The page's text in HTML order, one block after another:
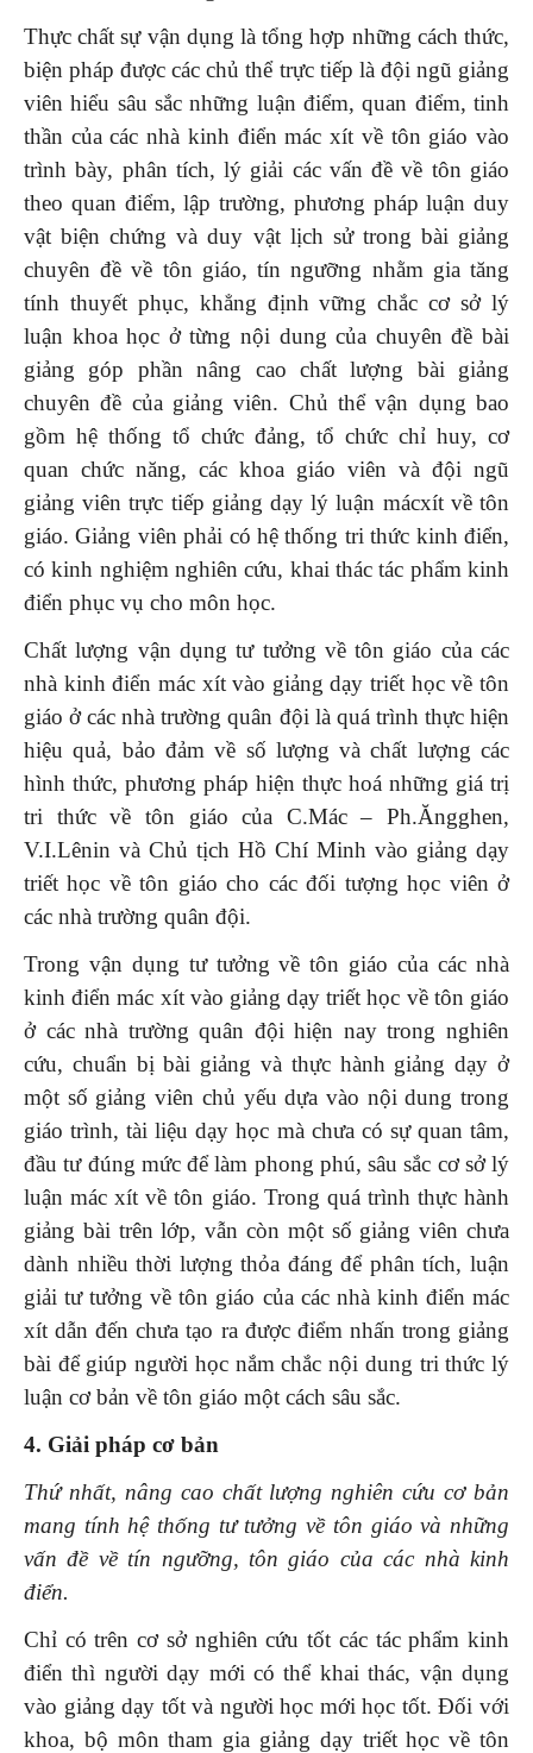
Thực chất sự vận dụng là tổng hợp những cách thức,
biện pháp được các chủ thể trực tiếp là đội ngũ giảng
viên hiểu sâu sắc những luận điểm, quan điểm, tinh
thần của các nhà kinh điển mác xít về tôn giáo vào
trình bày, phân tích, lý giải các vấn đề về tôn giáo
theo quan điểm, lập trường, phương pháp luận duy
vật biện chứng và duy vật lịch sử trong bài giảng
chuyên đề về tôn giáo, tín ngưỡng nhằm gia tăng
tính thuyết phục, khẳng định vững chắc cơ sở lý
luận khoa học ở từng nội dung của chuyên đề bài
giảng góp phần nâng cao chất lượng bài giảng
chuyên đề của giảng viên. Chủ thể vận dụng bao
gồm hệ thống tổ chức đảng, tổ chức chỉ huy, cơ
quan chức năng, các khoa giáo viên và đội ngũ
giảng viên trực tiếp giảng dạy lý luận mácxít về tôn
giáo. Giảng viên phải có hệ thống tri thức kinh điển,
có kinh nghiệm nghiên cứu, khai thác tác phẩm kinh
điển phục vụ cho môn học.
Chất lượng vận dụng tư tưởng về tôn giáo của các
nhà kinh điển mác xít vào giảng dạy triết học về tôn
giáo ở các nhà trường quân đội là quá trình thực hiện
hiệu quả, bảo đảm về số lượng và chất lượng các
hình thức, phương pháp hiện thực hoá những giá trị
tri thức về tôn giáo của C.Mác – Ph.Ăngghen,
V.I.Lênin và Chủ tịch Hồ Chí Minh vào giảng dạy
triết học về tôn giáo cho các đối tượng học viên ở
các nhà trường quân đội.
Trong vận dụng tư tưởng về tôn giáo của các nhà
kinh điển mác xít vào giảng dạy triết học về tôn giáo
ở các nhà trường quân đội hiện nay trong nghiên
cứu, chuẩn bị bài giảng và thực hành giảng dạy ở
một số giảng viên chủ yếu dựa vào nội dung trong
giáo trình, tài liệu dạy học mà chưa có sự quan tâm,
đầu tư đúng mức để làm phong phú, sâu sắc cơ sở lý
luận mác xít về tôn giáo. Trong quá trình thực hành
giảng bài trên lớp, vẫn còn một số giảng viên chưa
dành nhiều thời lượng thỏa đáng để phân tích, luận
giải tư tưởng về tôn giáo của các nhà kinh điển mác
xít dẫn đến chưa tạo ra được điểm nhấn trong giảng
bài để giúp người học nắm chắc nội dung tri thức lý
luận cơ bản về tôn giáo một cách sâu sắc.
4. Giải pháp cơ bản
Thứ nhất, nâng cao chất lượng nghiên cứu cơ bản
mang tính hệ thống tư tưởngvề tôn giáo và những
vấn đề về tín ngưỡng, tôn giáo của các nhà kinh
điển.
Chỉ có trên cơ sở nghiên cứu tốt các tác phẩm kinh
điển thì người dạy mới có thể khai thác, vận dụng
vào giảng dạy tốt và người học mới học tốt. Đối với
khoa, bộ môn tham gia giảng dạy triết học về tôn